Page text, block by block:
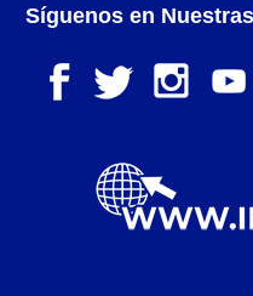
Adecuación de
Pasajeros.
Terrestres de
Estudio de
Síguenos en